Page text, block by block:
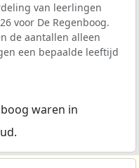
van leerlingen
voor De Regenboog.
de aantallen alleen
een bepaalde leeftijd
waren in